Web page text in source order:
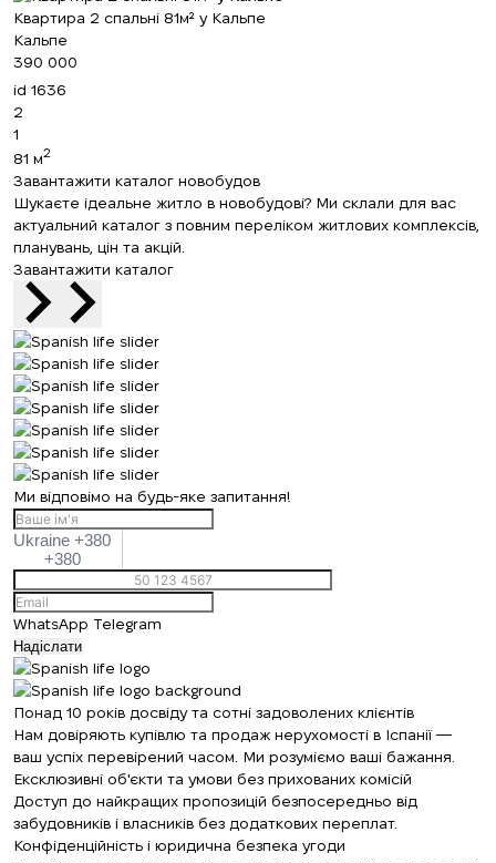
Квартира 2 спальні 81м² у Кальпе
Кальпе
390 000
id 1636
2
1
81 м2
Завантажити каталог новобудов
Шукаєте ідеальне житло в новобудові? Ми склали для вас
актуальний каталог з повним переліком житлових комплексів,
планувань, цін та акцій.
Завантажити каталог
Ми відповімо на будь-яке запитання!
Ukraine +380
+380
WhatsApp Telegram
Надіслати
Понад 10 років досвіду та сотні задоволених клієнтів
Нам довіряють купівлю та продаж нерухомості в Іспанії —
ваш успіх перевірений часом. Ми розуміємо ваші бажання.
Ексклюзивні об'єкти та умови без прихованих комісій
Доступ до найкращих пропозицій безпосередньо від
забудовників і власників без додаткових переплат.
Конфіденційність і юридична безпека угоди